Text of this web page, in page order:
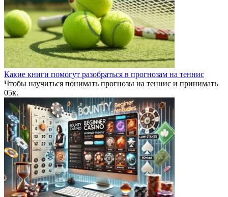
Какие книги помогут разобраться в прогнозам на теннис
Чтобы научиться понимать прогнозы на теннис и принимать
05к.